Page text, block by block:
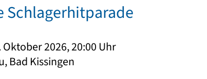
Schlagerhitparade
2026, 20:00 Uhr
Bad Kissingen